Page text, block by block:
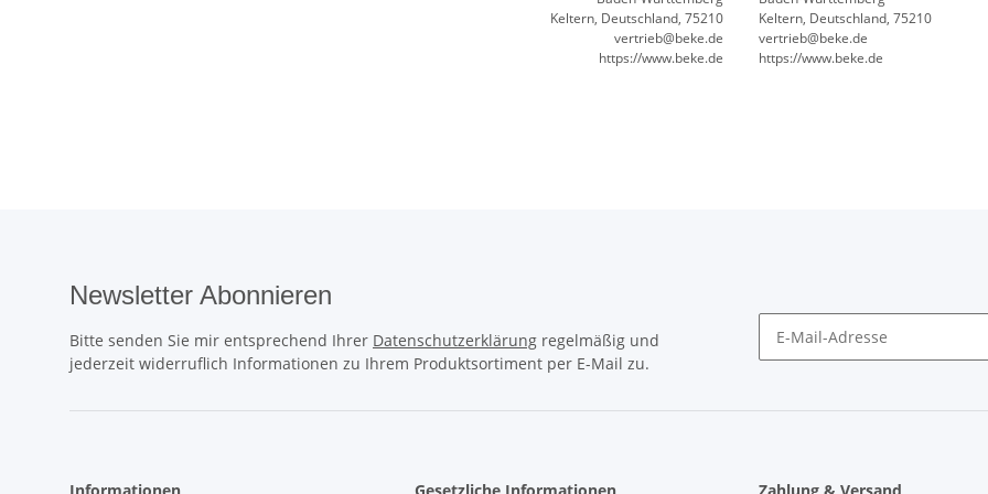
Keltern, Deutschland, 75210
vertrieb@beke.de
https://www.beke.de
Keltern, Deutschland, 75210
vertrieb@beke.de
https://www.beke.de
Newsletter Abonnieren
Bitte senden Sie mir entsprechend Ihrer Datenschutzerklärung regelmäßig und
jederzeit widerruflich Informationen zu Ihrem Produktsortiment per E-Mail zu.